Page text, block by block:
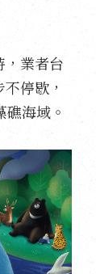
，業者台
停歇，
海域。